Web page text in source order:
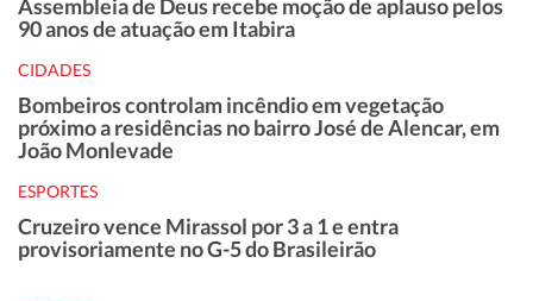
Assembleia de Deus recebe moção de aplauso pelos
90 anos de atuação em Itabira
CIDADES
Bombeiros controlam incêndio em vegetação
próximo a residências no bairro José de Alencar, em
João Monlevade
ESPORTES
Cruzeiro vence Mirassol por 3 a 1 e entra
provisoriamente no G-5 do Brasileirão